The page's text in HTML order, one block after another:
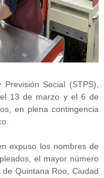
Social (STPS),
13 de marzo y el 6 de
en plena contingencia
expuso los nombres de
el mayor número
Quintana Roo, Ciudad